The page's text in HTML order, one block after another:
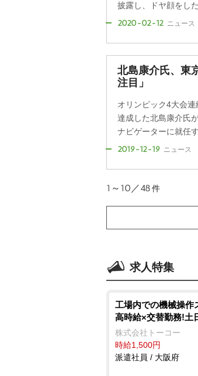
披露し、ドヤ顔をした
2020-02-12 ニュース
北島康介氏、東
注目」
オリンピック4大会
達成した北島康介氏
ナビゲーターに就任
2019-12-19 ニュース
1～10／48件
求人特集
工場内での機械操作
高時給×交替勤務!土
株式会社トーコー
時給1,500円
派遣社員 / 大阪府